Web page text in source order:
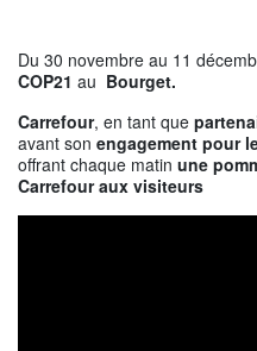
Du 30 novembre au 11
COP21 au Bourget.
Carrefour, en tant que
avant son engagement pour
offrant chaque matin une
Carrefour aux visiteurs